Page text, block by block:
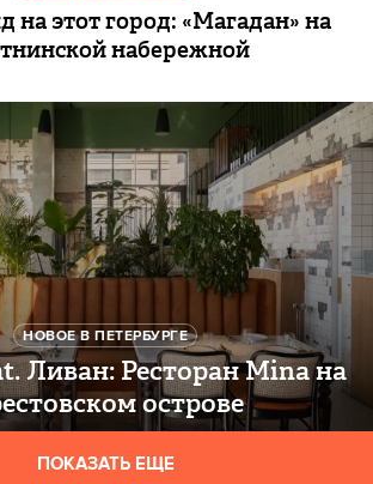
на этот город: «Магадан» на
набережной
НОВОЕ В ПЕТЕРБУРГЕ
Ливан: Ресторан Mina на
острове
ПОКАЗАТЬ ЕЩЕ